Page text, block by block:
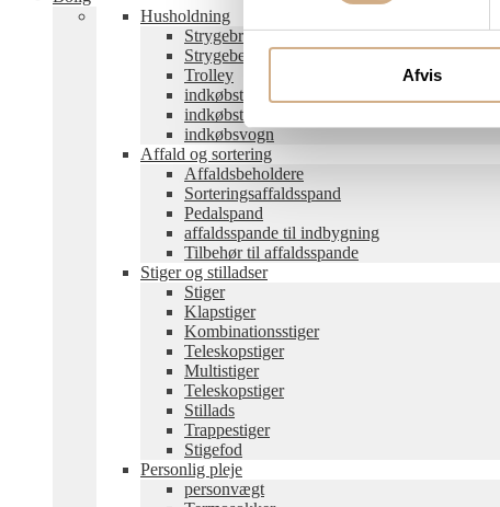
Afvis
Husholdning
Strygebrætter
Strygebetræk
Trolley
indkøbstaske
indkøbstrolley
indkøbsvogn
Affald og sortering
Affaldsbeholdere
Sorteringsaffaldsspand
Pedalspand
affaldsspande til indbygning
Tilbehør til affaldsspande
Stiger og stilladser
Stiger
Klapstiger
Kombinationsstiger
Teleskopstiger
Multistiger
Teleskopstiger
Stillads
Trappestiger
Stigefod
Personlig pleje
personvægt